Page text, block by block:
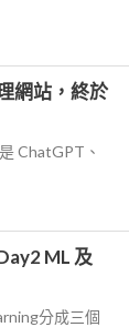
網站，終於
ChatGPT、
ML 及
分成三個